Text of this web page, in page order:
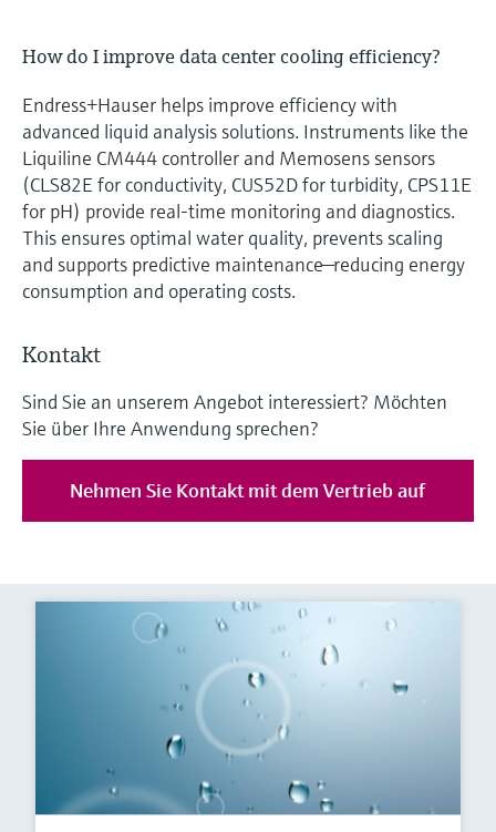
How do I improve data center cooling efficiency?
Endress+Hauser helps improve efficiency with
advanced liquid analysis solutions. Instruments like the
Liquiline CM444 controller and Memosens sensors
(CLS82E for conductivity, CUS52D for turbidity, CPS11E
for pH) provide real-time monitoring and diagnostics.
This ensures optimal water quality, prevents scaling
and supports predictive maintenance—reducing energy
consumption and operating costs.
Kontakt
Sind Sie an unserem Angebot interessiert? Möchten
Sie über Ihre Anwendung sprechen?
Nehmen Sie Kontakt mit dem Vertrieb auf